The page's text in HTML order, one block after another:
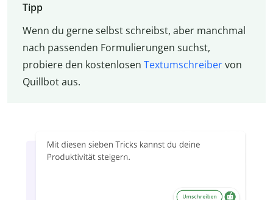
Tipp
Wenn du gerne selbst schreibst, aber manchmal
nach passenden Formulierungen suchst,
probiere den kostenlosen Textumschreibervon
Quillbot aus.